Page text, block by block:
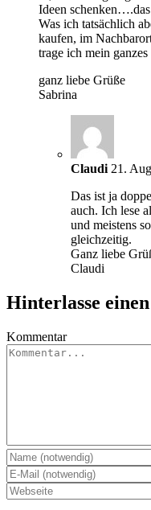
Ideen
Was ich tatsächlich
kaufen, im
trage ich mein
ganz liebe Grüße
Sabrina
Claudi 21.
Das ist ja
auch. Ich lese
und meistens
gleichzeitig.
Ganz liebe
Claudi
Hinterlasse
Kommentar